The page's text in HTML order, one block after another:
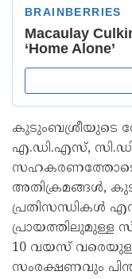
കുടുംബശ്രീയുടെ
എ.ഡി.എസ്,
അതിക്രമങ്ങൾ,
പ്രതിസന്ധികൾ
പ്രായത്തിലുമുള്ള
10 വയസ്
സംരക്ഷണവും